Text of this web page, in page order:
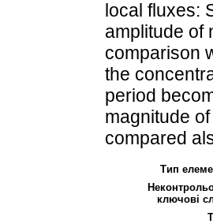
local fluxes:
amplitude of
comparison
the
period
magnitude
compared
Тип
ключові